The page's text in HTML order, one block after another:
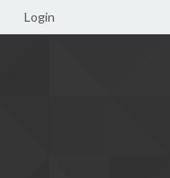
Login